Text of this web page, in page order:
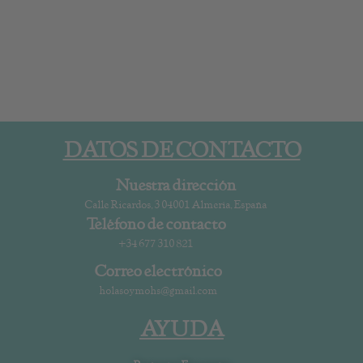
DATOS DE CONTACTO
Nuestra dirección
Calle Ricardos, 3 04001 Almería, España
Teléfono de contacto
+34 677 310 821
Correo electrónico
holasoymohs@gmail.com
AYUDA